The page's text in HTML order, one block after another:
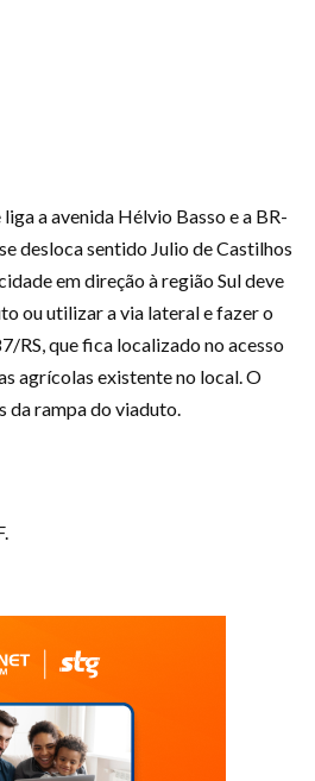
a avenida Hélvio Basso e a BR-
desloca sentido Julio de Castilhos
em direção à região Sul deve
ou utilizar a via lateral e fazer o
RS, que fica localizado no acesso
agrícolas existente no local. O
da rampa do viaduto.